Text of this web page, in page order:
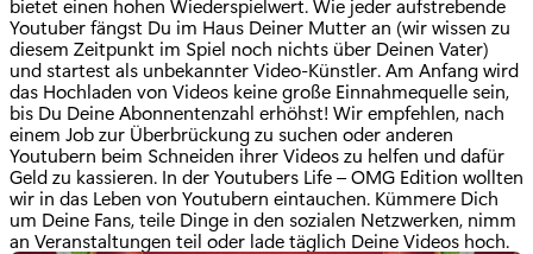
Youtuber fängst Du im Haus Deiner Mutter an (wir wissen zu
diesem Zeitpunkt im Spiel noch nichts über Deinen Vater)
und startest als unbekannter Video-Künstler. Am Anfang wird
das Hochladen von Videos keine große Einnahmequelle sein,
bis Du Deine Abonnentenzahl erhöhst! Wir empfehlen, nach
einem Job zur Überbrückung zu suchen oder anderen
Youtubern beim Schneiden ihrer Videos zu helfen und dafür
Geld zu kassieren. In der Youtubers Life – OMG Edition wollten
wir in das Leben von Youtubern eintauchen. Kümmere Dich
um Deine Fans, teile Dinge in den sozialen Netzwerken, nimm
an Veranstaltungen teil oder lade täglich Deine Videos hoch.